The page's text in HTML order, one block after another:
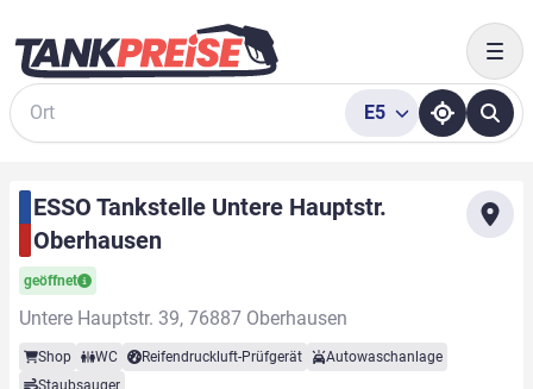
Suche
E5
ESSO Tankstelle Untere Hauptstr.
Oberhausen
geöffnet
Untere Hauptstr. 39, 76887 Oberhausen
Shop WC Reifendruckluft-Prüfgerät
Autowaschanlage